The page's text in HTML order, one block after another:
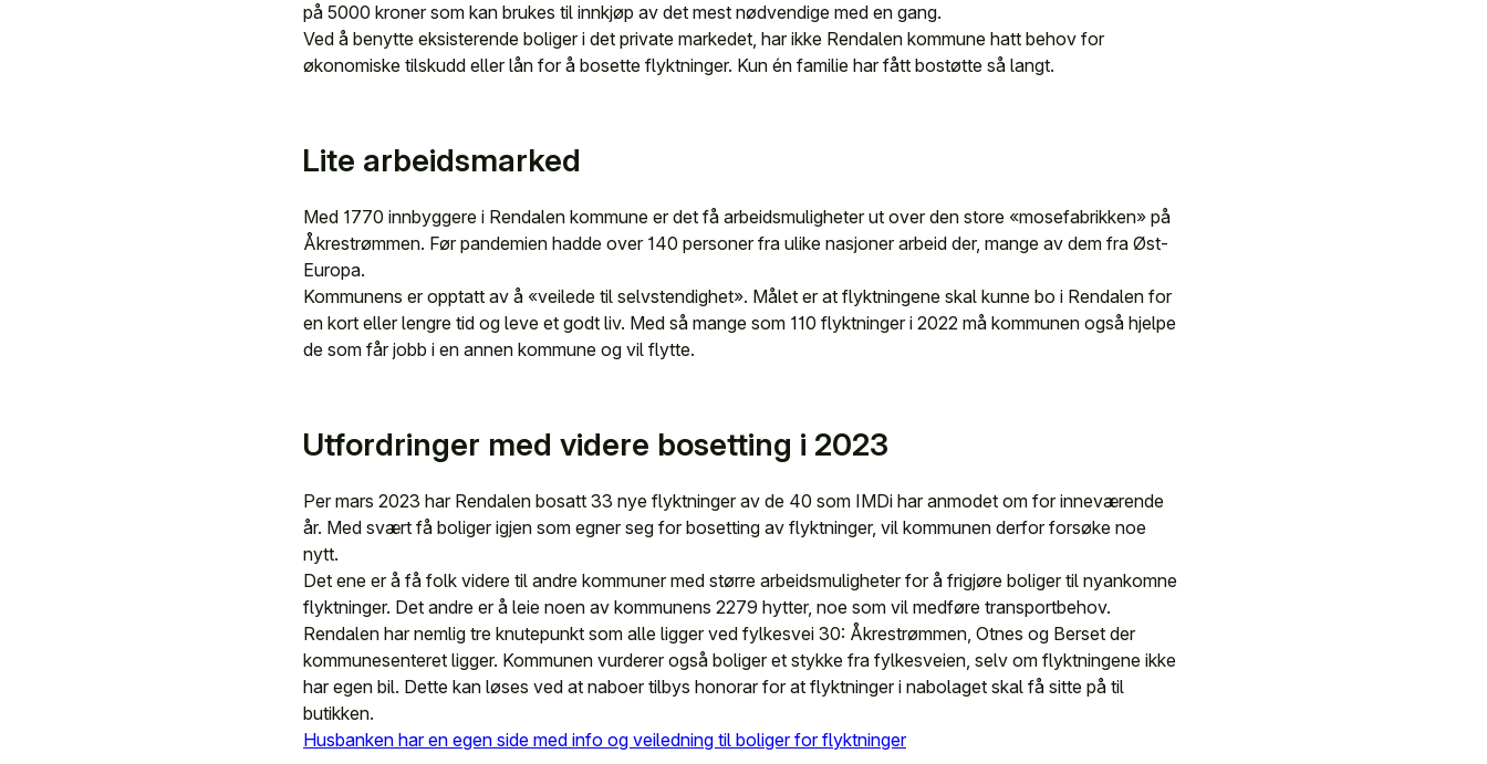
på 5000 kroner som kan brukes til innkjøp av det mest nødvendige med en gang.
Ved å benytte eksisterende boliger i det private markedet, har ikke Rendalen kommune hatt behov for
økonomiske tilskudd eller lån for å bosette flyktninger. Kun én familie har fått bostøtte så langt.
Lite arbeidsmarked
Med 1770 innbyggere i Rendalen kommune er det få arbeidsmuligheter ut over den store «mosefabrikken» på
Åkrestrømmen. Før pandemien hadde over 140 personer fra ulike nasjoner arbeid der, mange av dem fra Øst-
Europa.
Kommunens er opptatt av å «veilede til selvstendighet». Målet er at flyktningene skal kunne bo i Rendalen for
en kort eller lengre tid og leve et godt liv. Med så mange som 110 flyktninger i 2022 må kommunen også hjelpe
de som får jobb i en annen kommune og vil flytte.
Utfordringer med videre bosetting i 2023
Per mars 2023 har Rendalen bosatt 33 nye flyktninger av de 40 som IMDi har anmodet om for inneværende
år. Med svært få boliger igjen som egner seg for bosetting av flyktninger, vil kommunen derfor forsøke noe
nytt.
Det ene er å få folk videre til andre kommuner med større arbeidsmuligheter for å frigjøre boliger til nyankomne
flyktninger. Det andre er å leie noen av kommunens 2279 hytter, noe som vil medføre transportbehov.
Rendalen har nemlig tre knutepunkt som alle ligger ved fylkesvei 30: Åkrestrømmen, Otnes og Berset der
kommunesenteret ligger. Kommunen vurderer også boliger et stykke fra fylkesveien, selv om flyktningene ikke
har egen bil. Dette kan løses ved at naboer tilbys honorar for at flyktninger i nabolaget skal få sitte på til
butikken.
Husbanken har en egen side med info og veiledning til boliger for flyktninger